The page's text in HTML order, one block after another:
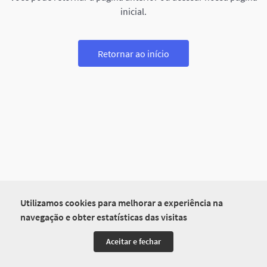
Utilizamos cookies para melhorar a experiência na
navegação e obter estatísticas das visitas
Aceitar e fechar
inicial.
Retornar ao início